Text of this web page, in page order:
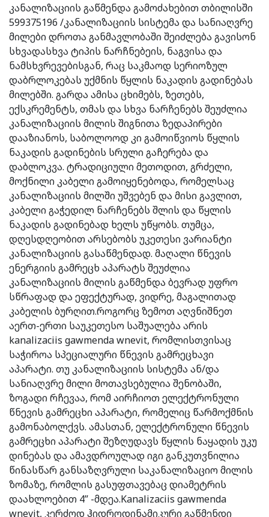
კანალიზაციის გაწმენდა გამოძახებით თბილისში
599375196 /კანალიზაციის სისტემა და სანიაღვრე
მილები დროთა განმავლობაში შეიძლება გავისონ
სხვადასხვა ტიპის ნარჩნებეის, ნაგვისა და
ნამსხვრევებისგან, რაც საკმაოდ სერიოზულ
დაბრლოკებას უქმნის წყლის ნაკადის გადინებას
მილებში. გარდა ამისა ცხიმებს, ზეთებს,
ექსკრემენტს, თმას და სხვა ნარჩენებს შეუძლია
კანალიზაციის მილის შიგნითა ზედაპირები
დააზიანოს, საბოლოოდ კი გამოიწვიოს წყლის
ნაკადის გადინების სრული გაჩერება და
დაბლოკვა. ტრადიციული მეთოდით, გრძელი,
მოქნილი კაბელი გამოიყენებოდა, რომელსაც
კანალიზაციის მილში უშვებენ და მისი გავლით,
კაბელი გაჭედილ ნარჩენებს შლის და წყლის
ნაკადის გადინებად ხელს უწყობს. თუმცა,
დღესდღეობით არსებობს უკეთესი ვარიანტი
კანალიზაციის გასაწმენდად. მაღალი წნევის
ენერგიის გამრეცხ აპარატს შეუძლია
კანალიზაციის მილის გაწმენდა ბევრად უფრო
სწრაფად და ეფექტურად, ვიდრე, მაგალითად
კაბელის ბურღით.როგორც ზემოთ აღვნიშნეთ
აერთ-ერთი საუკეთესო საშუალება არის
kanalizaciis gawmenda wnevit, რომლისთვისაც
საჭიროა სპეციალური წნევის გამრეცხავი
აპარატი. თუ კანალიზაციის სისტემა ან/და
სანიაღვრე მილი მოთავსებულია შენობაში,
ზოგადი რჩევაა, რომ აირჩიოთ ელექტრონული
წნევის გამრეცხი აპარატი, რომელიც წარმოქმნის
გამონაბოლქვს. ამასთან, ელექტრონული წნევის
გამრეცხი აპარატი შეზღუდავს წყლის ნაყადის უკუ
დინებას და ამავდროულად იგი განკუთვნილია
წინასწარ განსაზღვრული საკანალიზაციო მილის
ზომაზე, რომლის გასუფთავებაც დიამეტრის
დაახლოებით 4” -მდეა.Kanalizaciis gawmenda
wnevit, კერძოდ ჰიდროდინამიკური გაწმენდი